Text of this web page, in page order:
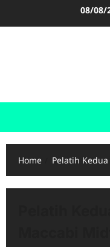
08/08/
Home Pelatih